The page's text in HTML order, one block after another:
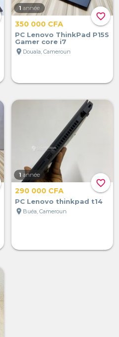
favorite_border
1 année
350 000 CFA
PC Lenovo ThinkPad P15S
Gamer core i7
location_on Douala, Cameroun
favorite_border
1 année
290 000 CFA
PC Lenovo thinkpad t14
location_on Buéa, Cameroun